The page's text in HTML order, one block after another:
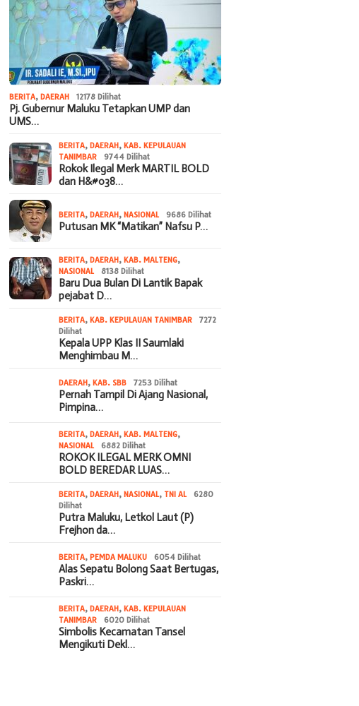
BERITA,DAERAH 12178 Dilihat
Pj. Gubernur Maluku Tetapkan UMP dan
UMS…
BERITA,DAERAH,KAB. KEPULAUAN
TANIMBAR
9744 Dilihat
Rokok Ilegal Merk MARTIL BOLD
dan H&#038…
BERITA,DAERAH,NASIONAL 9686 Dilihat
Putusan MK “Matikan” Nafsu P…
BERITA,DAERAH,KAB. MALTENG,
NASIONAL
8138 Dilihat
Baru Dua Bulan Di Lantik Bapak
pejabat D…
BERITA,KAB. KEPULAUAN TANIMBAR
7272
Dilihat
Kepala UPP Klas II Saumlaki
Menghimbau M…
DAERAH,KAB. SBB 7253 Dilihat
Pernah Tampil Di Ajang Nasional,
Pimpina…
BERITA,DAERAH,KAB. MALTENG,
NASIONAL
6882 Dilihat
ROKOK ILEGAL MERK OMNI
BOLD BEREDAR LUAS…
BERITA,DAERAH,NASIONAL, TNI AL
6280
Dilihat
Putra Maluku, Letkol Laut (P)
Frejhon da…
BERITA,PEMDA MALUKU 6054 Dilihat
Alas Sepatu Bolong Saat Bertugas,
Paskri…
BERITA,DAERAH,KAB. KEPULAUAN
TANIMBAR
6020 Dilihat
Simbolis Kecamatan Tansel
Mengikuti Dekl…